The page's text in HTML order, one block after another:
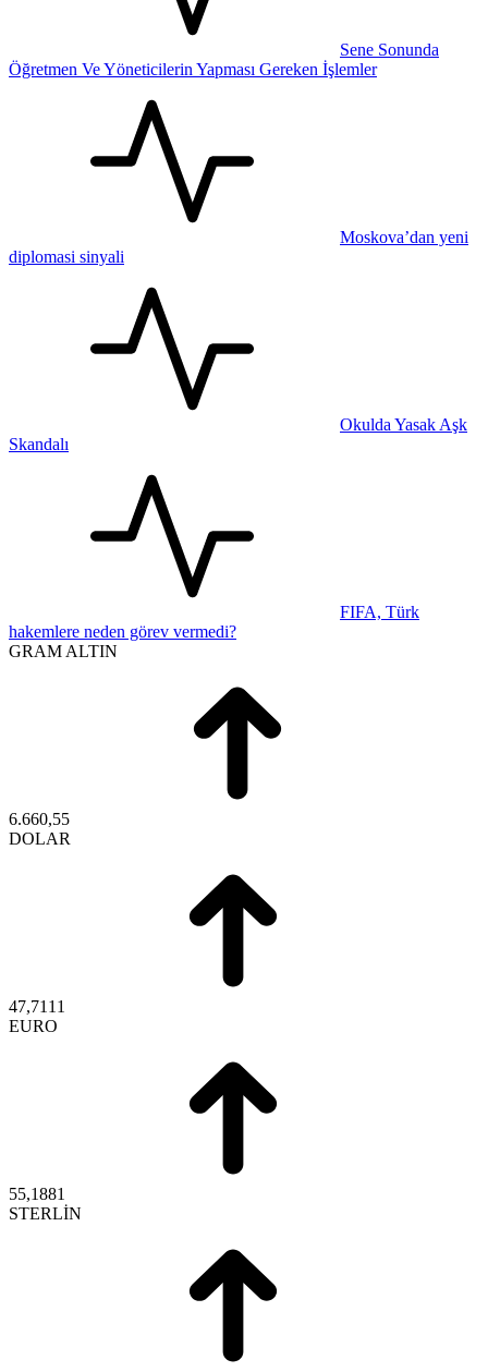
Sene Sonunda
Öğretmen Ve Yöneticilerin Yapması Gereken İşlemler
Moskova’dan yeni
diplomasi sinyali
Okulda Yasak Aşk
Skandalı
FIFA, Türk
hakemlere neden görev vermedi?
GRAM ALTIN
6.660,55
DOLAR
47,7111
EURO
55,1881
STERLİN